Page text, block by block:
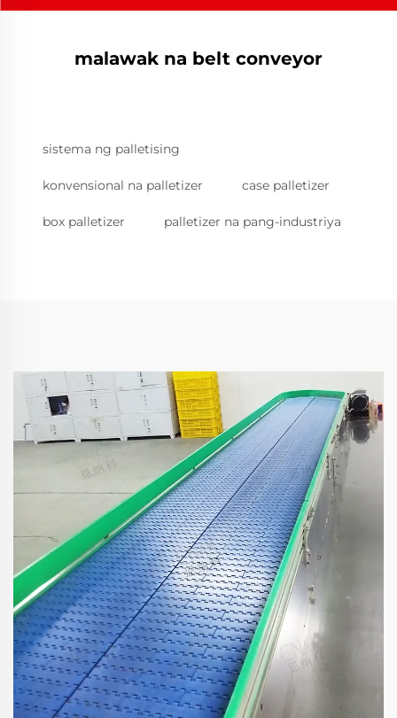
malawak na belt conveyor
sistema ng palletising
konvensional na palletizer case palletizer
box palletizer palletizer na pang-industriya